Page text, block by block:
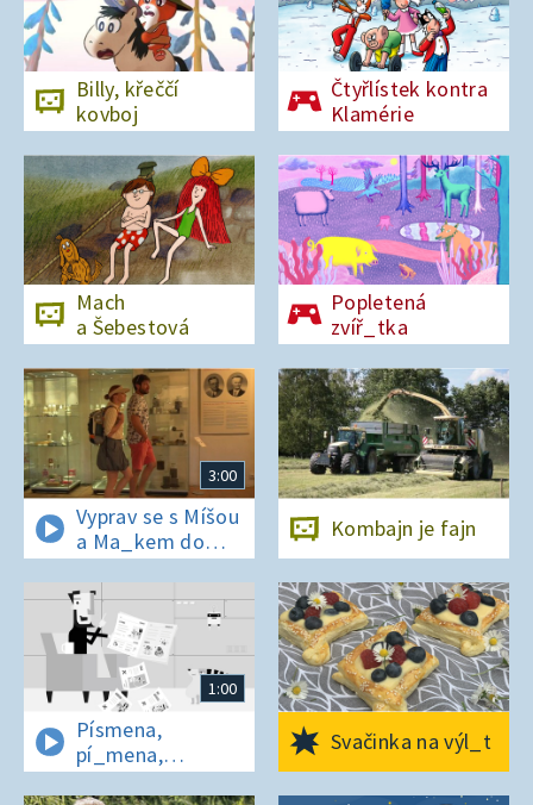
Billy, křeččí
kovboj
Čtyřlístek kontra
Klamérie
Mach
a Šebestová
Popletená
zvíř_tka
3:00
Vyprav se s Míšou
a Ma_kem do
Dobrovických
muzeí
Kombajn je fajn
1:00
Písmena,
pí_mena,
písmena
Svačinka na výl_t